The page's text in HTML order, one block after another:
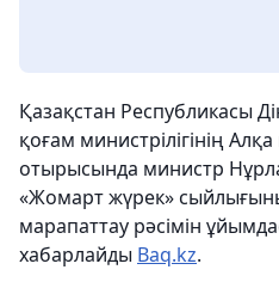
Қазақстан Республикасы
қоғам министрілігінің Алқа
отырысында министр
«Жомарт жүрек»
марапаттау рәсімін
хабарлайды Baq.kz.